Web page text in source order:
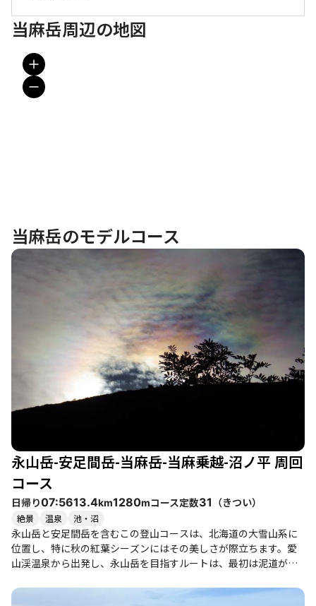
当麻岳周辺の地図
当麻岳のモデルコース
永山岳-安足間岳-当麻岳-当麻乗越-沼ノ平 周回
コース
日帰り07:5613.4km1280mコース定数31 （きつい）
絶景 温泉 池・沼
永山岳と安足間岳を含むこの登山コースは、北海道の大雪山系に
位置し、特に秋の紅葉シーズンにはその美しさが際立ちます。愛
山渓温泉から出発し、永山岳を目指すルートは、最初は泥道が続
くれます。途中、沼ノ平の分岐を過ぎると、ひと気が少なくな